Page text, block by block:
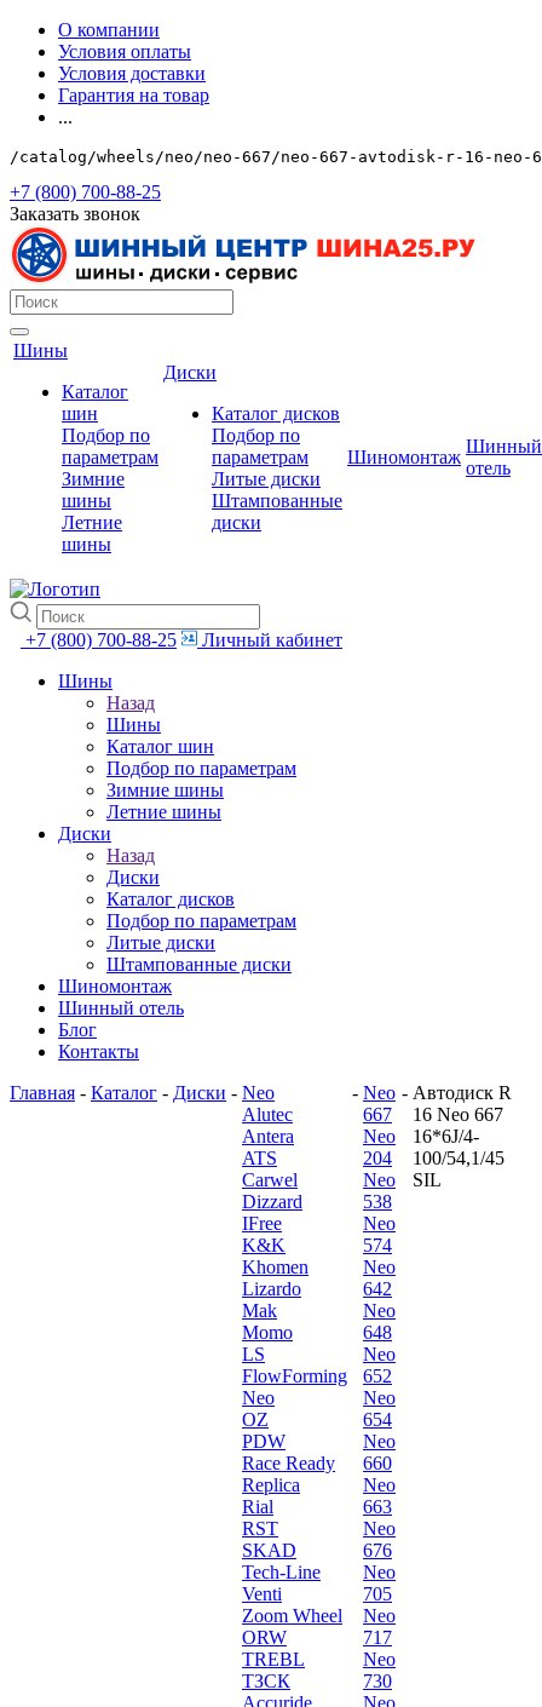
О компании
Условия оплаты
Условия доставки
Гарантия на товар
...
/catalog/wheels/neo/neo-667/neo-667-avtodisk-r-16-
+7 (800) 700-88-25
Заказать звонок
Шины
Каталог
шин
Подбор по
параметрам
Зимние
шины
Летние
шины
Диски
Каталог дисков
Подбор по
параметрам
Литые диски
Штампованные
диски
Шиномонтаж
Шинный
отель
+7 (800) 700-88-25
Личный кабинет
Шины
Назад
Шины
Каталог шин
Подбор по параметрам
Зимние шины
Летние шины
Диски
Назад
Диски
Каталог дисков
Подбор по параметрам
Литые диски
Штампованные диски
Шиномонтаж
Шинный отель
Блог
Контакты
Главная - Каталог - Диски - Neo
Alutec
Antera
ATS
Carwel
Dizzard
IFree
K&K
Khomen
Lizardo
Mak
Momo
LS
FlowForming
Neo
OZ
PDW
Race Ready
Replica
Rial
RST
SKAD
Tech-Line
Venti
Zoom Wheel
ORW
TREBL
ТЗСК
Accuride
- Neo
667
Neo
204
Neo
538
Neo
574
Neo
642
Neo
648
Neo
652
Neo
654
Neo
660
Neo
663
Neo
676
Neo
705
Neo
717
Neo
730
Neo
- Автодиск R
16 Neo 667
16*6J/4-
100/54,1/45
SIL